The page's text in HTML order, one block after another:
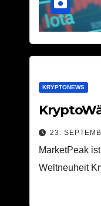
KRYPTONEWS
23.
MarketPeak
Weltneuheit